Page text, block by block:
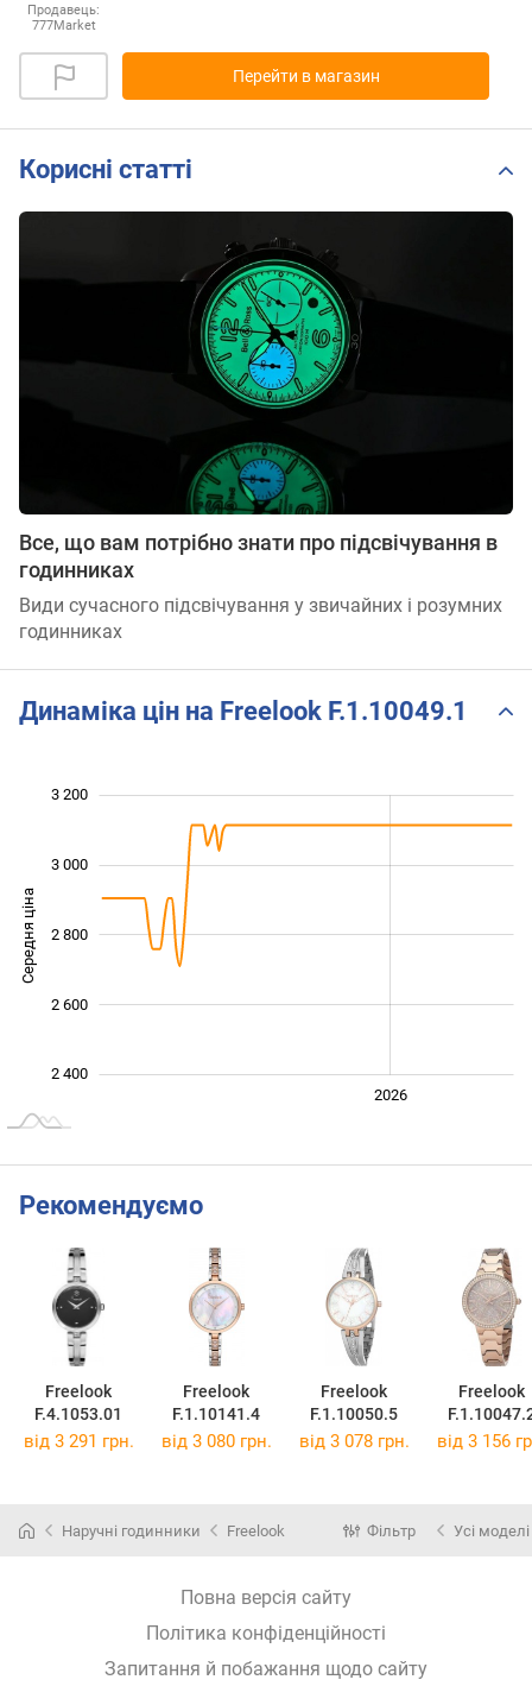
Продавець:
777Market
Перейти в магазин
Корисні статті
Все, що вам потрібно знати про підсвічування в
годинниках
Види сучасного підсвічування у звичайних і розумних
годинниках
Динаміка цін на Freelook F.1.10049.1
Середня ціна 2 500
2 400
2 600
2 800
3 000
3 200
2026
Рекомендуємо
Freelook
F.4.1053.01
Freelook
F.1.10141.4
Freelook
F.1.10050.5
Freelook
від 3 291 грн. від 3 080 грн. від 3 078 грн. від 3 156
Наручні годинники Freelook Фільтр Усі моделі
Повна версія сайту
Політика конфіденційності
Запитання й побажання щодо сайту